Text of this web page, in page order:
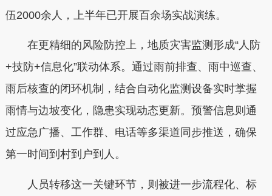
伍2000余人，上半年已开展百余场实战演练。
在更精细的风险防控上，地质灾害监测形成“人防
+技防+信息化”联动体系。通过雨前排查、雨中巡查、
雨后核查的闭环机制，结合自动化监测设备实时掌握
雨情与边坡变化，隐患实现动态更新。预警信息则通
过应急广播、工作群、电话等多渠道同步推送，确保
第一时间到村到户到人。
人员转移这一关键环节，则被进一步流程化、标